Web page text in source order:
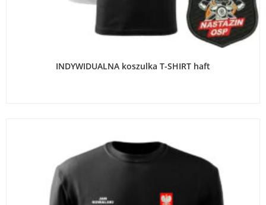
INDYWIDUALNA koszulka T-SHIRT haft